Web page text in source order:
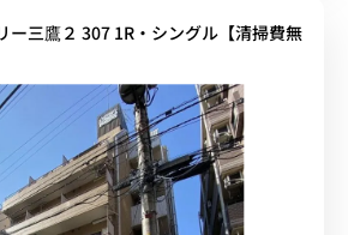
ー三鷹２ 307 1R・シングル【清掃費無